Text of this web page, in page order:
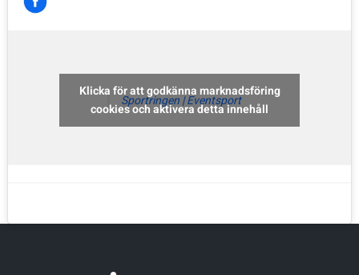
Sportringen | Eventsport
Klicka för att godkänna marknadsföring
cookies och aktivera detta innehåll